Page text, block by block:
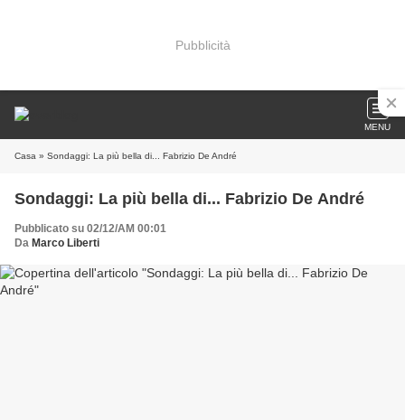
Pubblicità
MENU
Casa » Sondaggi: La più bella di... Fabrizio De André
Sondaggi: La più bella di... Fabrizio De André
Pubblicato su 02/12/AM 00:01
Da Marco Liberti